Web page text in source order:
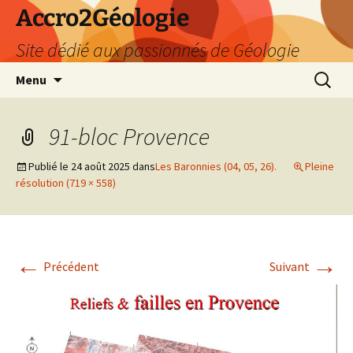
Accro2Géologie
Site dédié aux passionnés de Géologie
Menu
91-bloc Provence
Publié le 24 août 2025 dansLes Baronnies (04, 05, 26).
Pleine
résolution (719 × 558)
← Précédent Suivant →